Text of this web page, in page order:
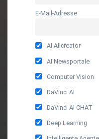
E-Mail-Adresse
AI Allcreator
AI Newsportale
Computer Vision
DaVinci AI
DaVinci AI CHAT
Deep Learning